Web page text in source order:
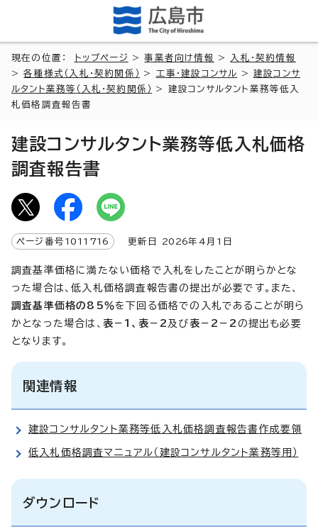
現在の位置： トップページ >事業者向け情報 >
入札・契約情報
>各種様式（入札・契約関係） > 工事・建設コンサル >建設コンサ
ルタント業務等（入札・契約関係）
> 建設コンサルタント業務等低入
札価格調査報告書
建設コンサルタント業務等低入札価格
調査報告書
ページ番号 1011716 更新日 2026年4月1日
調査基準価格に満たない価格で入札をしたことが明らかとな
った場合は、低入札価格調査報告書の提出が必要です。また、
調査基準価格の85％を下回る価格での入札であることが明ら
かとなった場合は、 表－1、 表－2 及び表－2－2 の提出も必要
となります。
関連情報
建設コンサルタント業務等低入札価格調査報告書作成要領
低入札価格調査マニュアル（建設コンサルタント業務等用）
ダウンロード